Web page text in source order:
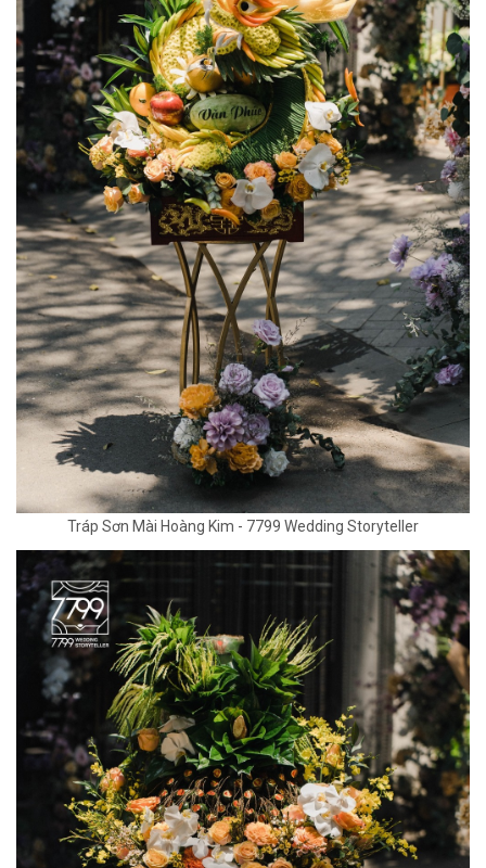
Tráp Sơn Mài Hoàng Kim - 7799 Wedding Storyteller